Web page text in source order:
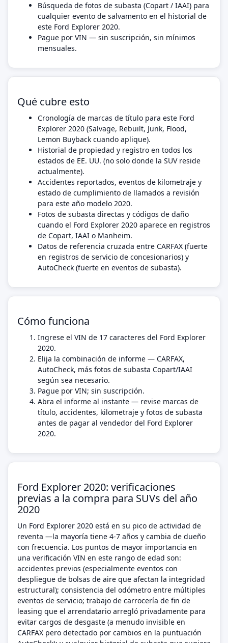
Búsqueda de fotos de subasta (Copart / IAAI) para
cualquier evento de salvamento en el historial de
este Ford Explorer 2020.
Pague por VIN — sin suscripción, sin mínimos
mensuales.
Qué cubre esto
Cronología de marcas de título para este Ford
Explorer 2020 (Salvage, Rebuilt, Junk, Flood,
Lemon Buyback cuando aplique).
Historial de propiedad y registro en todos los
estados de EE. UU. (no solo donde la SUV reside
actualmente).
Accidentes reportados, eventos de kilometraje y
estado de cumplimiento de llamados a revisión
para este año modelo 2020.
Fotos de subasta directas y códigos de daño
cuando el Ford Explorer 2020 aparece en registros
de Copart, IAAI o Manheim.
Datos de referencia cruzada entre CARFAX (fuerte
en registros de servicio de concesionarios) y
AutoCheck (fuerte en eventos de subasta).
Cómo funciona
Ingrese el VIN de 17 caracteres del Ford Explorer
2020.
Elija la combinación de informe — CARFAX,
AutoCheck, más fotos de subasta Copart/IAAI
según sea necesario.
Pague por VIN; sin suscripción.
Abra el informe al instante — revise marcas de
título, accidentes, kilometraje y fotos de subasta
antes de pagar al vendedor del Ford Explorer
2020.
Ford Explorer 2020: verificaciones
previas a la compra para SUVs del año
2020
Un Ford Explorer 2020 está en su pico de actividad de
reventa —la mayoría tiene 4-7 años y cambia de dueño
con frecuencia. Los puntos de mayor importancia en
una verificación VIN en este rango de edad son:
accidentes previos (especialmente eventos con
despliegue de bolsas de aire que afectan la integridad
estructural); consistencia del odómetro entre múltiples
eventos de servicio; trabajo de carrocería de fin de
leasing que el arrendatario arregló privadamente para
evitar cargos de desgaste (a menudo invisible en
CARFAX pero detectado por cambios en la puntuación